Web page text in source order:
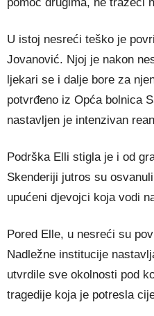
U istoj nesreći teško je
Jovanović. Njoj je nakon
ljekari se i dalje bore za
potvrđeno iz Opća bolnica
nastavljen je intenzivan
Podrška Elli stigla je i od
Skenderiji jutros su
upućeni djevojci koja vodi
Pored Elle, u nesreći su
Nadležne institucije
utvrdile sve okolnosti pod
tragedije koja je potresla